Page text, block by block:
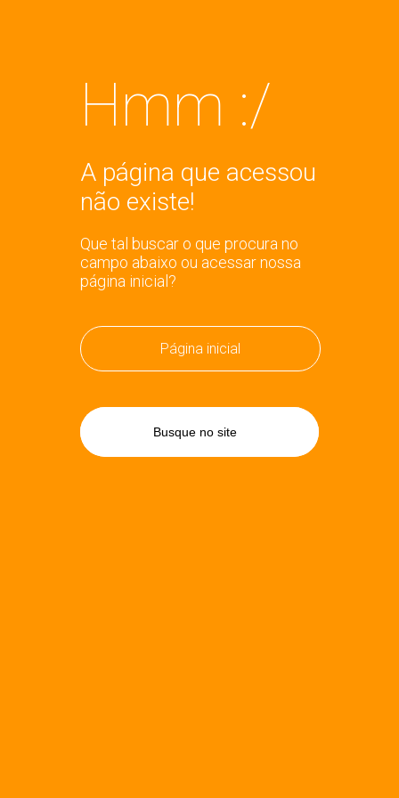
Hmm :/
A página que acessou
não existe!
Que tal buscar o que procura no
campo abaixo ou acessar nossa
página inicial?
Página inicial